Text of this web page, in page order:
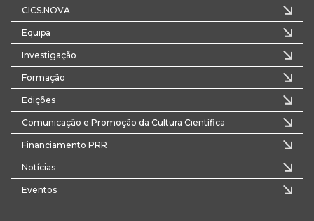
CICS.NOVA
Equipa
Investigação
Formação
Edições
Comunicação e Promoção da Cultura Científica
Financiamento PRR
Notícias
Eventos